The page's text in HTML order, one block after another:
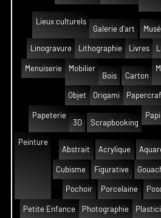
Lieux culturels
Galerie d'art
Linogravure Lithographie Livres
Menuiserie
Mobilier
Bois
Carton
Objet Origami
Papeterie
3D
Scrapbooking
Peinture
Abstrait
Acrylique
Cubisme Figurative
Pochoir Porcelaine
Petite Enfance Photographie